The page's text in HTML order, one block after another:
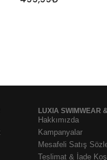
LUXIA SWIMWEAR
Hakkımızda
Kampanyalar
Mesafeli Satış
Teslimat & İade